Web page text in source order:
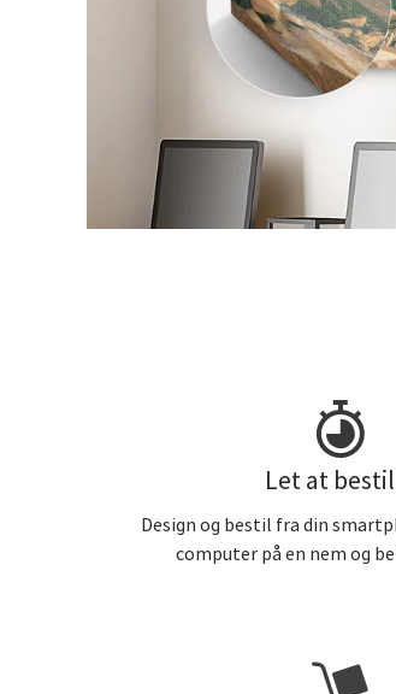
Let at
Design og bestil fra din
computer på en nem og